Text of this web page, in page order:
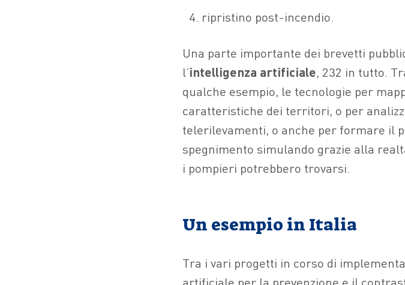
ripristino post-incendio.
Una parte importante dei brevetti
l’intelligenza artificiale, 232 in tutto.
qualche esempio, le tecnologie per
caratteristiche dei territori, o per
telerilevamenti, o anche per formare il
spegnimento simulando grazie alla
i pompieri potrebbero trovarsi.
Un esempio in Italia
Tra i vari progetti in corso di